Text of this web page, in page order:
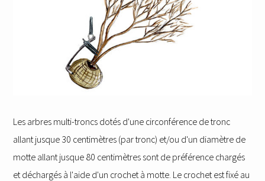
Les arbres multi-troncs dotés d'une circonférence de tronc
allant jusque 30 centimètres (par tronc) et/ou d'un diamètre de
motte allant jusque 80 centimètres sont de préférence chargés
et déchargés à l'aide d'un crochet à motte. Le crochet est fixé au